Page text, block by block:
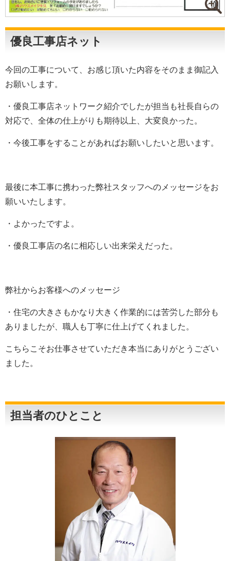
優良工事店ネット
今回の工事について、お感じ頂いた内容をそのまま御記入
お願いします。
・優良工事店ネットワーク紹介でしたが担当も社長自らの
対応で、全体の仕上がりも期待以上、大変良かった。
・今後工事をすることがあればお願いしたいと思います。
最後に本工事に携わった弊社スタッフへのメッセージをお
願いいたします。
・よかったですよ。
・優良工事店の名に相応しい出来栄えだった。
弊社からお客様へのメッセージ
・住宅の大きさもかなり大きく作業的には苦労した部分も
ありましたが、職人も丁寧に仕上げてくれました。
こちらこそお仕事させていただき本当にありがとうござい
ました。
担当者のひとこと